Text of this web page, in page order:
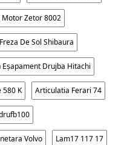
Motor Zetor 8002
De Sol Shibaura
Eșapament Drujba Hitachi
580 K Articulatia Ferari 74
Volvo Lam17 117 17